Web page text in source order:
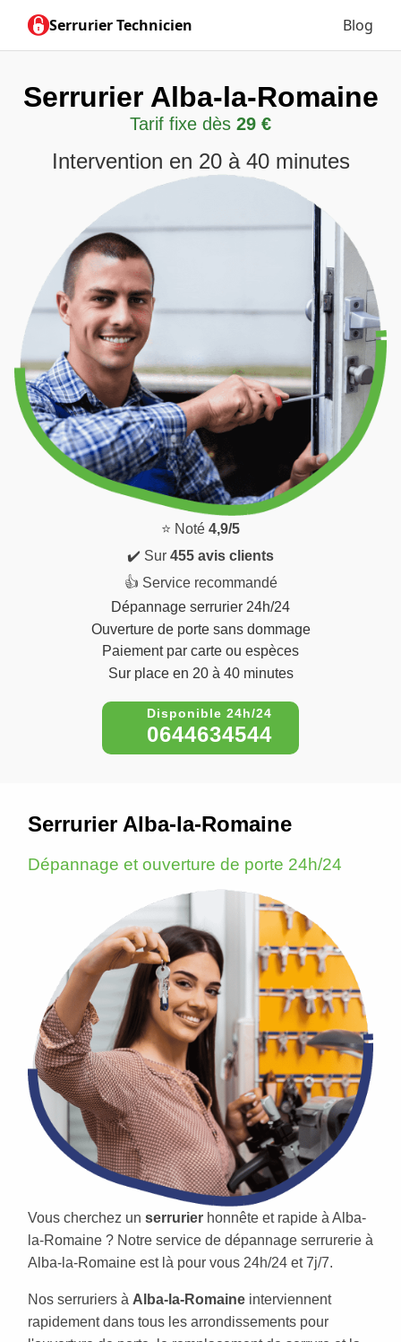
Serrurier Technicien Blog
Serrurier Alba-la-Romaine
Tarif fixe dès 29 €
Intervention en 20 à 40 minutes
⭐ Noté 4,9/5
✔️ Sur 455 avis clients
👍 Service recommandé
Dépannage serrurier 24h/24
Ouverture de porte sans dommage
Paiement par carte ou espèces
Sur place en 20 à 40 minutes
0644634544
Serrurier Alba-la-Romaine
Dépannage et ouverture de porte 24h/24
Vous cherchez un serrurier honnête et rapide à Alba-
la-Romaine ? Notre service de dépannage serrurerie à
Alba-la-Romaine est là pour vous 24h/24 et 7j/7.
Nos serruriers à Alba-la-Romaine interviennent
rapidement dans tous les arrondissements pour